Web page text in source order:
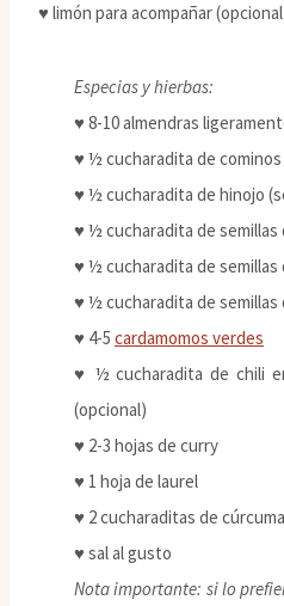
♥ limón para acompañar
Especias y hierbas:
♥ 8-10 almendras
♥ ½ cucharadita de cominos
♥ ½ cucharadita de hinojo
♥ ½ cucharadita de semillas
♥ ½ cucharadita de semillas
♥ ½ cucharadita de semillas
♥ 4-5 cardamomos verdes
♥ ½ cucharadita de chili
(opcional)
♥ 2-3 hojas de curry
♥ 1 hoja de laurel
♥ 2 cucharaditas de cúrcuma
♥ sal al gusto
Nota importante: si lo